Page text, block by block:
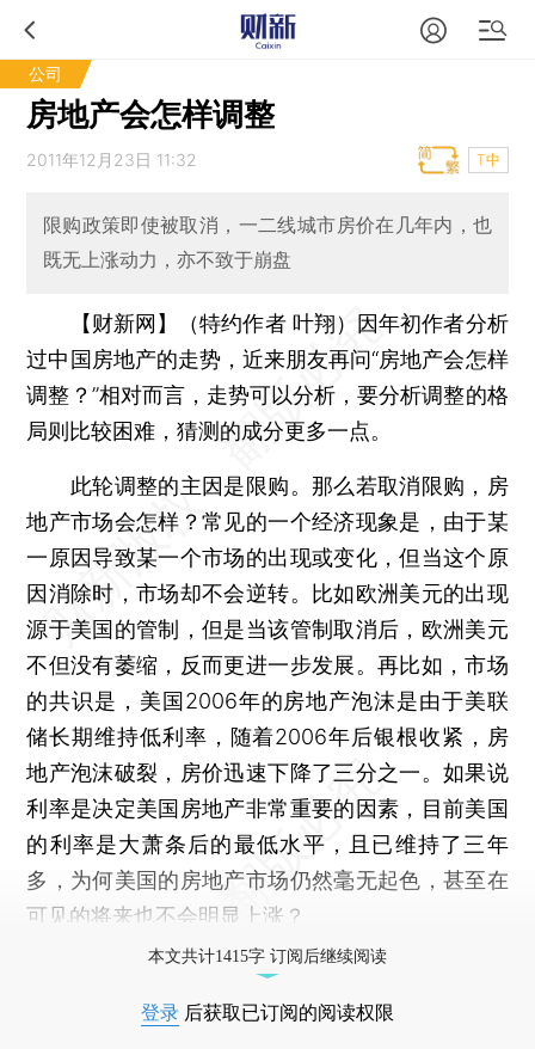
公司
房地产会怎样调整
2011年12月23日 11:32 T中
限购政策即使被取消，一二线城市房价在几年内，也
既无上涨动力，亦不致于崩盘
【财新网】（特约作者 叶翔）
因年初作者分析
过中国房地产的走势，近来朋友再问“房地产会怎样
调整？”相对而言，走势可以分析，要分析调整的格
局则比较困难，猜测的成分更多一点。
此轮调整的主因是限购。那么若取消限购，房
地产市场会怎样？常见的一个经济现象是，由于某
一原因导致某一个市场的出现或变化，但当这个原
因消除时，市场却不会逆转。比如欧洲美元的出现
源于美国的管制，但是当该管制取消后，欧洲美元
不但没有萎缩，反而更进一步发展。再比如，市场
的共识是，美国2006年的房地产泡沫是由于美联
储长期维持低利率，随着2006年后银根收紧，房
地产泡沫破裂，房价迅速下降了三分之一。如果说
利率是决定美国房地产非常重要的因素，目前美国
的利率是大萧条后的最低水平，且已维持了三年
多，为何美国的房地产市场仍然毫无起色，甚至在
可见的将来也不会明显上涨？
本文共计1415字 订阅后继续阅读
登录 后获取已订阅的阅读权限